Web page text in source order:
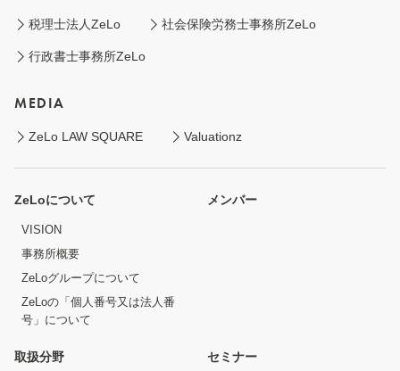
税理士法人ZeLo 社会保険労務士事務所ZeLo
行政書士事務所ZeLo
MEDIA
ZeLo LAW SQUARE Valuationz
ZeLoについて
VISION
事務所概要
ZeLoグループについて
ZeLoの「個人番号又は法人番
号」について
メンバー
取扱分野 セミナー